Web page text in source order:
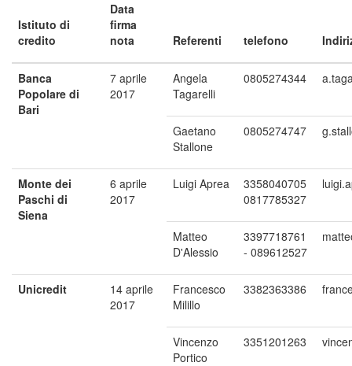
Istituto di
credito
Data
firma
nota
Referenti telefono
Banca
Popolare di
Bari
7 aprile
2017
Angela
Tagarelli
0805274344
Gaetano
Stallone
0805274747
Monte dei
Paschi di
Siena
6 aprile
2017
Luigi Aprea
3358040705
0817785327
Matteo
D'Alessio
3397718761
- 089612527
Unicredit
14 aprile
2017
Francesco
Milillo
3382363386
Vincenzo
Portico
3351201263